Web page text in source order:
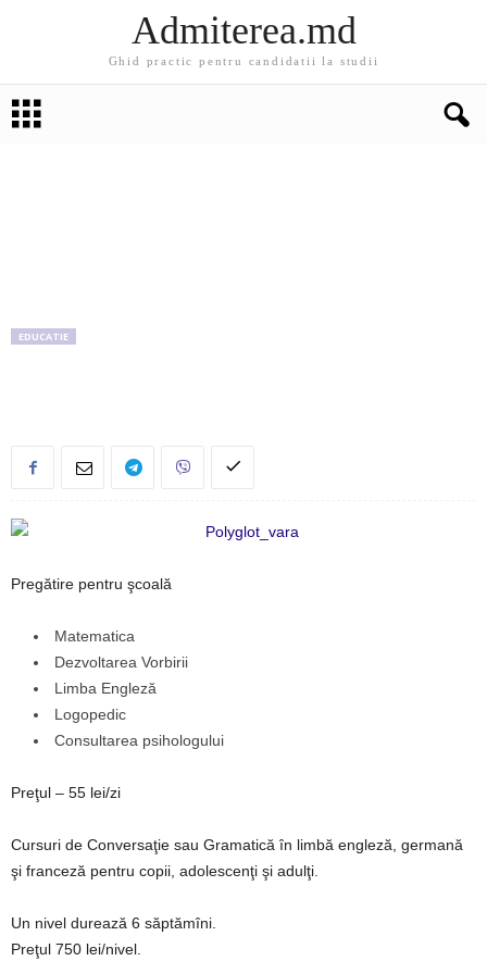
Admiterea.md
Ghid practic pentru candidatii la studii
EDUCATIE
Pregătire pentru şcoală
Matematica
Dezvoltarea Vorbirii
Limba Engleză
Logopedic
Consultarea psihologului
Preţul – 55 lei/zi
Cursuri de Conversaţie sau Gramatică în limbă engleză, germană
şi franceză pentru copii, adolescenţi şi adulţi.
Un nivel durează 6 săptămîni.
Preţul 750 lei/nivel.